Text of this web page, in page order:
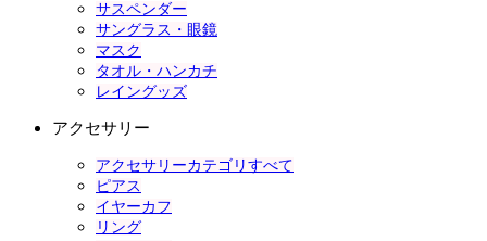
サスペンダー
サングラス・眼鏡
マスク
タオル・ハンカチ
レイングッズ
アクセサリー
アクセサリーカテゴリすべて
ピアス
イヤーカフ
リング